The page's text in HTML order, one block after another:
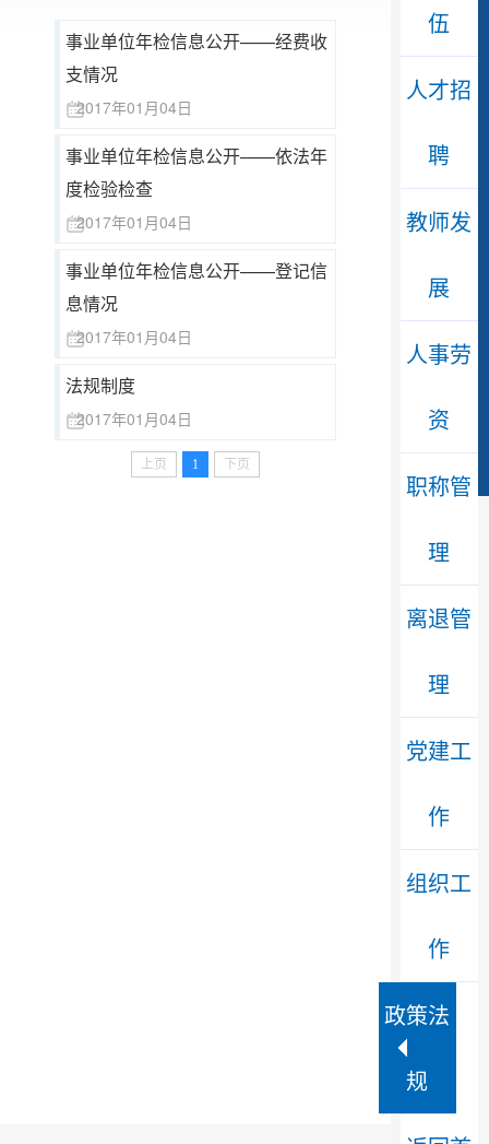
小暑
事业单位年检信息公开——经费收
支情况
2017年01月04日
事业单位年检信息公开——依法年
度检验检查
2017年01月04日
事业单位年检信息公开——登记信
息情况
2017年01月04日
法规制度
2017年01月04日
上页 1 下页
伍
人才招
聘
教师发
展
人事劳
资
职称管
理
离退管
理
党建工
作
组织工
作
政策法
规